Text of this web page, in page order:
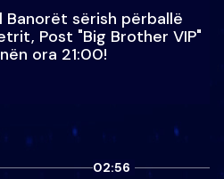
Banorët sërish përballë
Post "Big Brother VIP"
ora 21:00!
02:56